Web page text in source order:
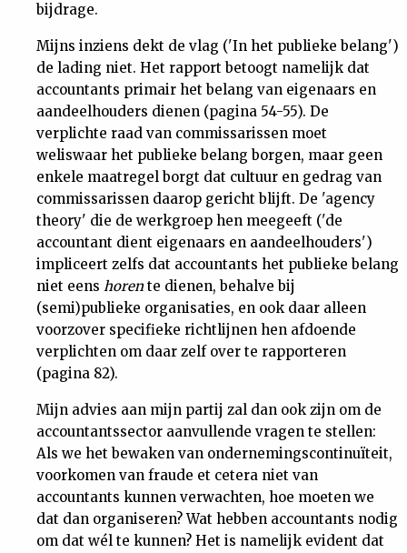
bijdrage.
Mijns inziens dekt de vlag ('In het publieke belang')
de lading niet. Het rapport betoogt namelijk dat
accountants primair het belang van eigenaars en
aandeelhouders dienen (pagina 54-55). De
verplichte raad van commissarissen moet
weliswaar het publieke belang borgen, maar geen
enkele maatregel borgt dat cultuur en gedrag van
commissarissen daarop gericht blijft. De 'agency
theory' die de werkgroep hen meegeeft ('de
accountant dient eigenaars en aandeelhouders')
impliceert zelfs dat accountants het publieke belang
niet eens horen te dienen, behalve bij
(semi)publieke organisaties, en ook daar alleen
voorzover specifieke richtlijnen hen afdoende
verplichten om daar zelf over te rapporteren
(pagina 82).
Mijn advies aan mijn partij zal dan ook zijn om de
accountantssector aanvullende vragen te stellen:
Als we het bewaken van ondernemingscontinuïteit,
voorkomen van fraude et cetera niet van
accountants kunnen verwachten, hoe moeten we
dat dan organiseren? Wat hebben accountants nodig
om dat wél te kunnen? Het is namelijk evident dat